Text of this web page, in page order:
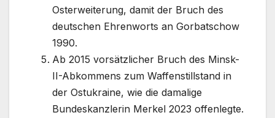
Osterweiterung, damit der Bruch des
deutschen Ehrenworts an Gorbatschow
1990.
Ab 2015 vorsätzlicher Bruch des Minsk-
II-Abkommens zum Waffenstillstand in
der Ostukraine, wie die damalige
Bundeskanzlerin Merkel 2023 offenlegte.